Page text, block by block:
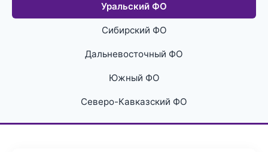
Уральский ФО
Сибирский ФО
Дальневосточный ФО
Южный ФО
Северо-Кавказский ФО